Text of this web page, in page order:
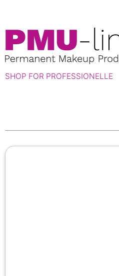
SHOP FOR PROFESSIONELLE